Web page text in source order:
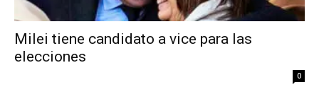
Milei tiene candidato a vice para las
elecciones
0